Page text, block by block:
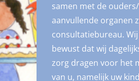
samen met de
aanvullende organen
consultatiebureau.
bewust dat wij
zorg dragen voor het
van u, namelijk uw